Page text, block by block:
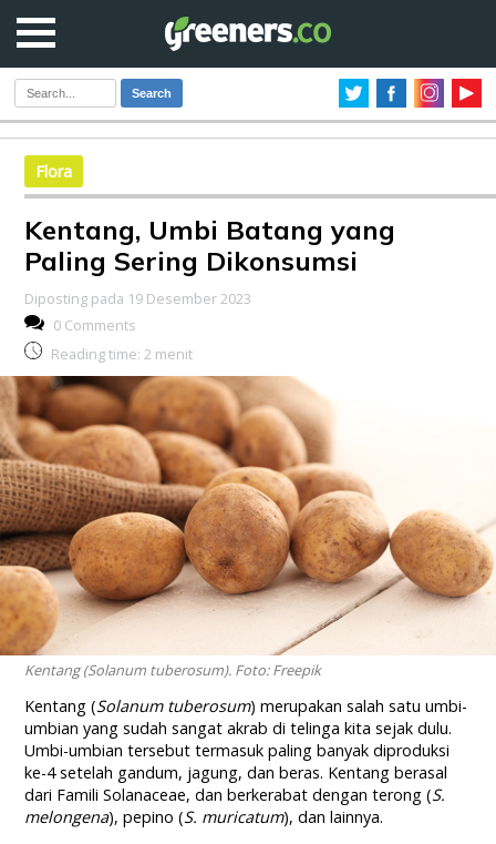
Search
Flora
Kentang, Umbi Batang yang
Paling Sering Dikonsumsi
Diposting pada 19 Desember 2023
0 Comments
Reading time: 2 menit
Kentang (Solanum tuberosum). Foto: Freepik
Kentang (Solanum tuberosum) merupakan salah satu umbi-
umbian yang sudah sangat akrab di telinga kita sejak dulu.
Umbi-umbian tersebut termasuk paling banyak diproduksi
ke-4 setelah gandum, jagung, dan beras. Kentang berasal
dari Famili Solanaceae, dan berkerabat dengan terong (S.
melongena), pepino (S. muricatum), dan lainnya.